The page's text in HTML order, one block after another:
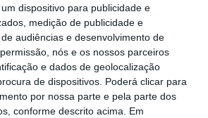
dispositivo para publicidade e
medição de publicidade e
audiências e desenvolvimento de
nós e os nossos parceiros
e dados de geolocalização
de dispositivos. Poderá clicar para
por nossa parte e pela parte dos
conforme descrito acima. Em
para o último trimestre deste
contratual definido, sendo
relatório indica,estamos
o consórcio fornecedor no